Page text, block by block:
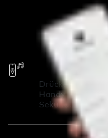
Ruf dein
Drücke zweimal
Handy
Sekunden